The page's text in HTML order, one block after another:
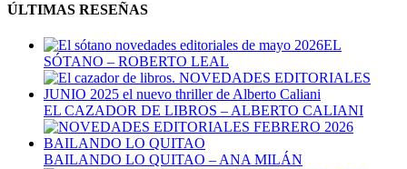
ÚLTIMAS RESEÑAS
EL
SÓTANO – ROBERTO LEAL
EL CAZADOR DE LIBROS – ALBERTO CALIANI
BAILANDO LO QUITAO – ANA MILÁN